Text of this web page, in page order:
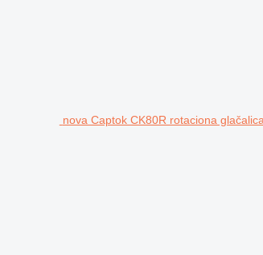
nova Captok CK80R rotaciona glačalica